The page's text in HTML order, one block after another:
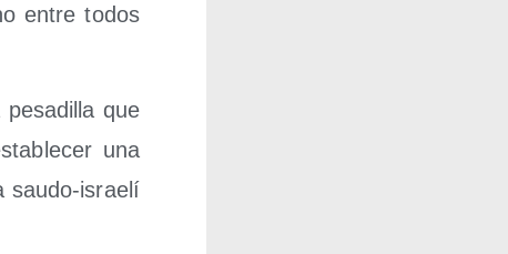
entre todos
que
una
sau­do-israe­lí